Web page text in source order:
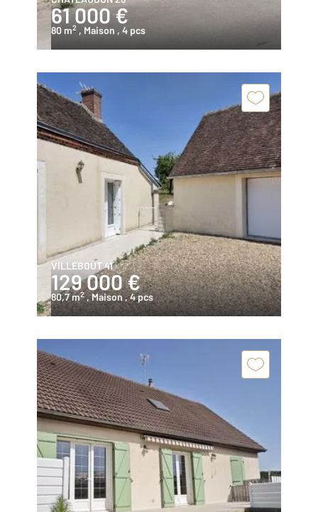
61 000 €
80 m2 , Maison , 4 pcs
VILLEBOUT 41
129 000 €
80,7 m2 , Maison, 4 pcs